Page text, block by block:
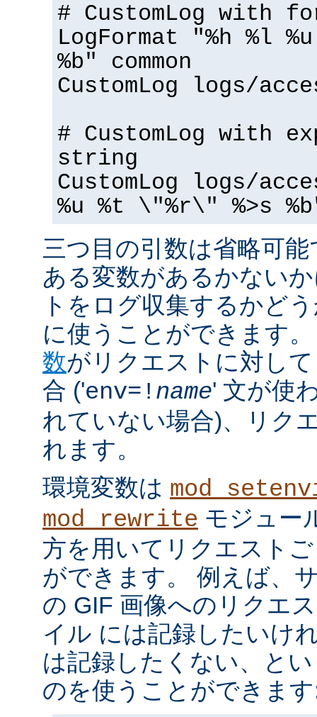
# CustomLog with
LogFormat "%h %l
%b" common
CustomLog logs/
# CustomLog with
string
CustomLog logs/
%u %t \"%r\" %>s
三つ目の引数は省略可
ある変数があるかない
トをログ収集するかど
に使うことができます
数がリクエストに対し
合 ('env=! name' 文が使
れていない場合)、リク
れます。
環境変数は
mod_rewrite モジュー
方を用いてリクエスト
ができます。 例えば、
の GIF 画像へのリクエ
イル には記録したいけ
は記録したくない、と
のを使うことができま